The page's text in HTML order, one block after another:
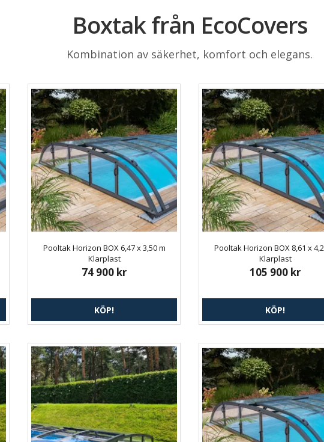
Boxtak från EcoCovers
Kombination av säkerhet, komfort och elegans.
Pooltak Horizon BOX 6,47 x 3,50 m
Klarplast
74 900 kr
KÖP!
Pooltak Horizon BOX 8,61 x
Klarplast
105 900 kr
KÖP!